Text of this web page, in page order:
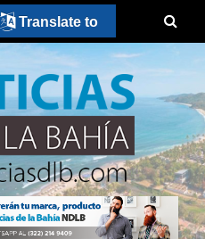
Translate to